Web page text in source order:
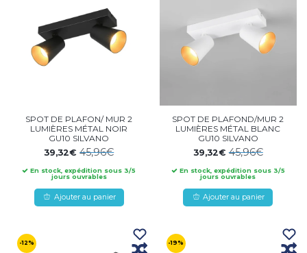
SPOT DE PLAFON/ MUR 2
LUMIÈRES MÉTAL NOIR
GU10 SILVANO
39,32€45,96€
En stock, expédition sous 3/5
jours ouvrables
Ajouter au panier
SPOT DE PLAFOND/MUR 2
LUMIÈRES MÉTAL BLANC
GU10 SILVANO
39,32€45,96€
En stock, expédition sous 3/5
jours ouvrables
Ajouter au panier
-12% -19%